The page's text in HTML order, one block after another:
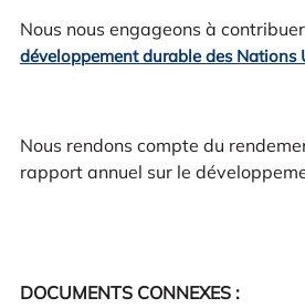
Nous nous engageons à
développement durable des Nations
Nous rendons compte du
rapport annuel sur le
DOCUMENTS CONNEXES :